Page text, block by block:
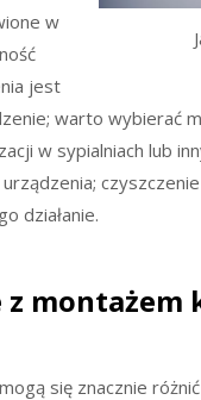
w
jest
warto wybierać
w sypialniach lub
działanie.
z
się znacznie